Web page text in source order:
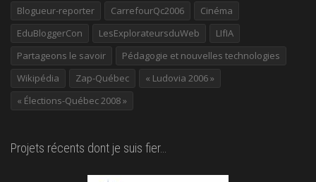
Blogueur-reporter
CarrefourQc2006
Cinéma
EduBloggerCon
LesExplorateursduWeb
LIfIA
Partageons le savoir
Pédagogie et nouvelles technologies
Wikipédia
Zap-Québec
« Ludovia 2006 »
« Élections-Québec 2008 »
Projets récents dont je suis fier…